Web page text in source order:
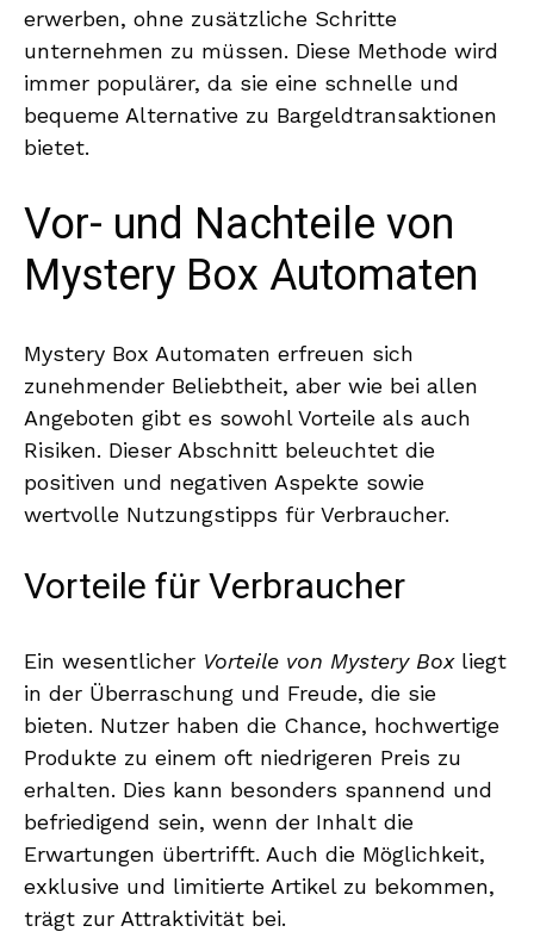
erwerben, ohne zusätzliche Schritte
unternehmen zu müssen. Diese Methode wird
immer populärer, da sie eine schnelle und
bequeme Alternative zu Bargeldtransaktionen
bietet.
Vor- und Nachteile von
Mystery Box Automaten
Mystery Box Automaten erfreuen sich
zunehmender Beliebtheit, aber wie bei allen
Angeboten gibt es sowohl Vorteile als auch
Risiken. Dieser Abschnitt beleuchtet die
positiven und negativen Aspekte sowie
wertvolle Nutzungstipps für Verbraucher.
Vorteile für Verbraucher
Ein wesentlicher Vorteile von Mystery Boxliegt
in der Überraschung und Freude, die sie
bieten. Nutzer haben die Chance, hochwertige
Produkte zu einem oft niedrigeren Preis zu
erhalten. Dies kann besonders spannend und
befriedigend sein, wenn der Inhalt die
Erwartungen übertrifft. Auch die Möglichkeit,
exklusive und limitierte Artikel zu bekommen,
trägt zur Attraktivität bei.